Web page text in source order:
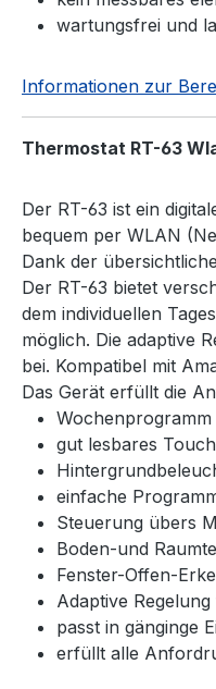
wartungsfrei und
Informationen zur
Thermostat RT-63
Der RT-63 ist ein
bequem per WLAN
Dank der
Der RT-63 bietet
dem individuellen
möglich. Die adaptive
bei. Kompatibel mit
Das Gerät erfüllt die
gut lesbares
einfache
Steuerung übers
Boden-und
Fenster-Offen-
Adaptive
passt in gänginge
erfüllt alle